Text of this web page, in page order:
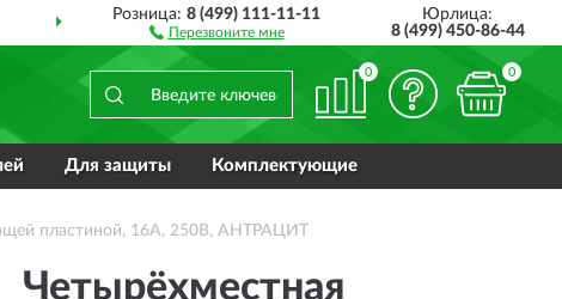
ДОСТАВИМПО ВСЕЙ РОССИИ
Розница:8 (499) 111-11-11
Перезвоните мне
Юрлица:
8 (499) 450-86-44
0 0
Для защиты Комплектующие
пластиной, 16А, 250В, АНТРАЦИТ
Четырёхместная